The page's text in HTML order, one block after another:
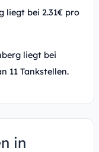
liegt bei 2.31€ pro
liegt bei
11 Tankstellen.
in